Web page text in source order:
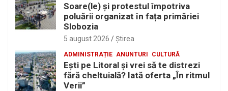
Soare(le) și protestul împotriva
poluării organizat în fața primăriei
Slobozia
5 august 2026 Ştirea
ADMINISTRAȚIE ANUNTURI CULTURĂ
Eşti pe Litoral şi vrei să te distrezi
fără cheltuială? Iată oferta „În ritmul
Verii”